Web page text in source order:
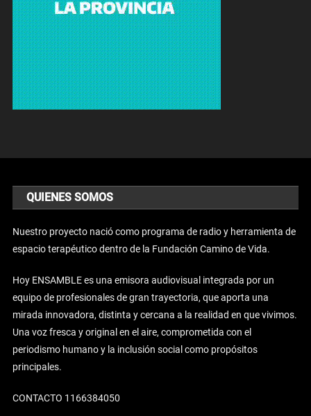
QUIENES SOMOS
Nuestro proyecto nació como programa de radio y herramienta de
espacio terapéutico dentro de la Fundación Camino de Vida.
Hoy ENSAMBLE es una emisora audiovisual integrada por un
equipo de profesionales de gran trayectoria, que aporta una
mirada innovadora, distinta y cercana a la realidad en que vivimos.
Una voz fresca y original en el aire, comprometida con el
periodismo humano y la inclusión social como propósitos
principales.
CONTACTO 1166384050